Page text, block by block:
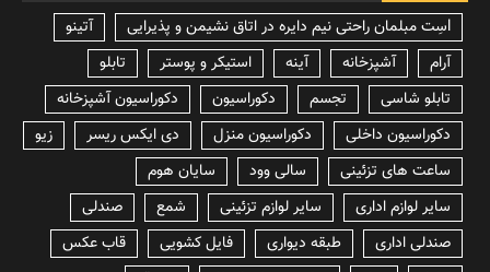
lسِت مبلمان راحتی نیم دایره در اتاق نشیمن و پذیرایی
آتینو
آرام
آشپزخانه آینه استیکر و پوستر
تابلو
تابلو شاسی
تجسم دکوراسیون
دکوراسیون آشپزخانه
دکوراسیون داخلی
دکوراسیون منزل دی ایکس ریسر
زیو
ساعت های تزئینی
سالی وود
سایان هوم
سایر لوازم اداری
سایر لوازم تزئینی شمع
صندلی
صندلی اداری
طبقه دیواری فایل کشویی
قاب عکس